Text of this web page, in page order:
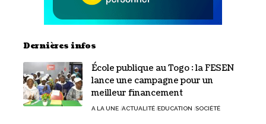
Dernières infos
École publique au Togo : la FESEN
lance une campagne pour un
meilleur financement
A LA UNE ACTUALITÉ EDUCATION SOCIÉTÉ